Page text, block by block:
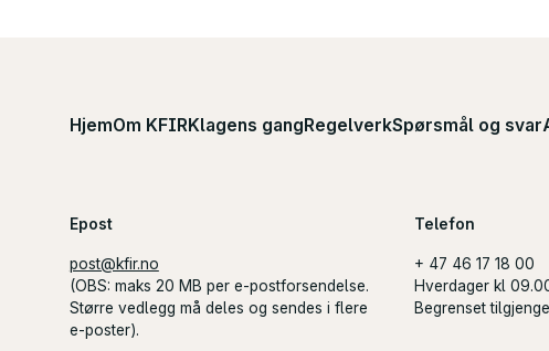
HjemOm KFIRKlagens gangRegelverkSpørsmål og svar
Epost
post@kfir.no
(OBS: maks 20 MB per e-postforsendelse.
Større vedlegg må deles og sendes i flere
e-poster).
Telefon
+ 47 46 17 18 00
Hverdager kl
Begrenset